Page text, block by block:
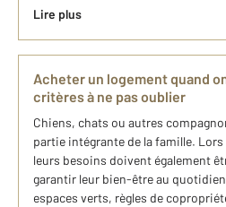
Lire plus
Acheter un logement quand
critères à ne pas oublier
Chiens, chats ou autres
partie intégrante de la famille.
leurs besoins doivent également
garantir leur bien-être au
espaces verts, règles de